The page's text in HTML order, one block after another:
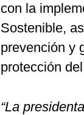
con la
Sostenible,
prevención y
protección
“La